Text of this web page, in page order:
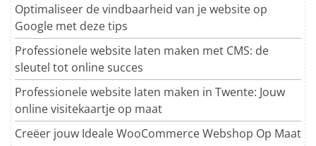
Optimaliseer de vindbaarheid van je website op
Google met deze tips
Professionele website laten maken met CMS: de
sleutel tot online succes
Professionele website laten maken in Twente: Jouw
online visitekaartje op maat
Creëer jouw Ideale WooCommerce Webshop Op Maat